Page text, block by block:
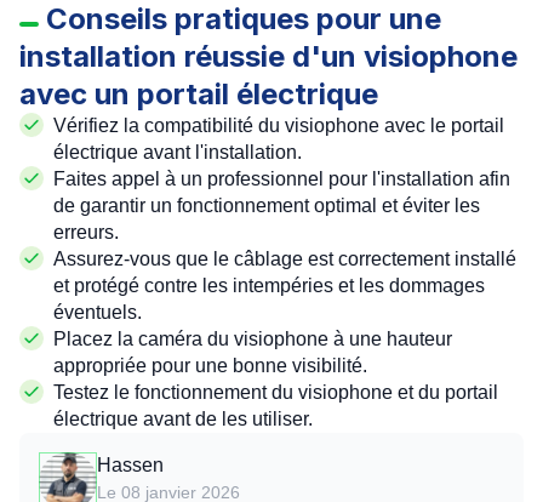
Conseils pratiques pour une
installation réussie d'un visiophone
avec un portail électrique
Vérifiez la compatibilité du visiophone avec le portail
électrique avant l'installation.
Faites appel à un professionnel pour l'installation afin
de garantir un fonctionnement optimal et éviter les
erreurs.
Assurez-vous que le câblage est correctement installé
et protégé contre les intempéries et les dommages
éventuels.
Placez la caméra du visiophone à une hauteur
appropriée pour une bonne visibilité.
Testez le fonctionnement du visiophone et du portail
électrique avant de les utiliser.
Hassen
Le 08 janvier 2026